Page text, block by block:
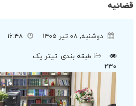
قضائیه
دوشنبه, ۰۸ تیر ۱۴۰۵ ۱۶:۴۸
۲۳۰
طبقه بندی: تیتر یک